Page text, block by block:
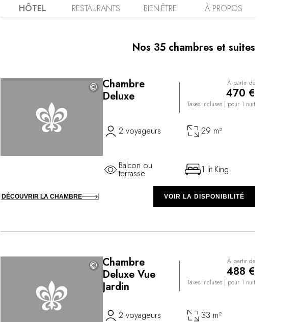
décoration originale des chambres et suites vous invite à un voyage
sensoriel. L’enchantement se poursuit au restaurant Les Pêcheurs, qui
la fois fine et délicate, à partir d'ingrédients de saisons provenant de
HÔTEL RESTAURANTS BIEN-ÊTRE À PROPOS
Nos 35 chambres et suites
© Chambre
Deluxe
À partir de
470 €
Taxes incluses | pour 1 nuit
2 voyageurs 29 m²
Balcon ou
terrasse 1 lit King
DÉCOUVRIR LA CHAMBRE VOIR LA DISPONIBILITÉ
© Chambre
Deluxe Vue
Jardin
À partir de
488 €
Taxes incluses | pour 1 nuit
2 voyageurs 33 m²